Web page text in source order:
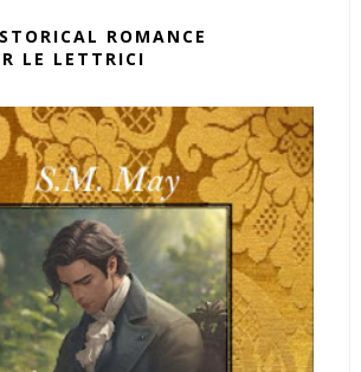
ROMANCE
LE LETTRICI